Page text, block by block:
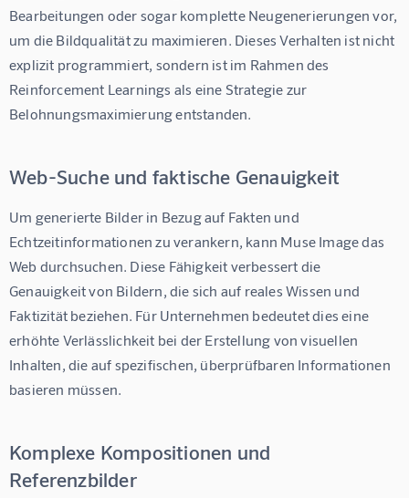
Bearbeitungen oder sogar komplette Neugenerierungen vor,
um die Bildqualität zu maximieren. Dieses Verhalten ist nicht
explizit programmiert, sondern ist im Rahmen des
Reinforcement Learnings als eine Strategie zur
Belohnungsmaximierung entstanden.
Web-Suche und faktische Genauigkeit
Um generierte Bilder in Bezug auf Fakten und
Echtzeitinformationen zu verankern, kann Muse Image das
Web durchsuchen. Diese Fähigkeit verbessert die
Genauigkeit von Bildern, die sich auf reales Wissen und
Faktizität beziehen. Für Unternehmen bedeutet dies eine
erhöhte Verlässlichkeit bei der Erstellung von visuellen
Inhalten, die auf spezifischen, überprüfbaren Informationen
basieren müssen.
Komplexe Kompositionen und
Referenzbilder